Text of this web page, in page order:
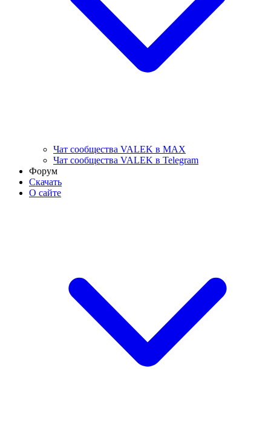
Чат сообщества VALEK в MAX
Чат сообщества VALEK в Telegram
Форум
Скачать
О сайте